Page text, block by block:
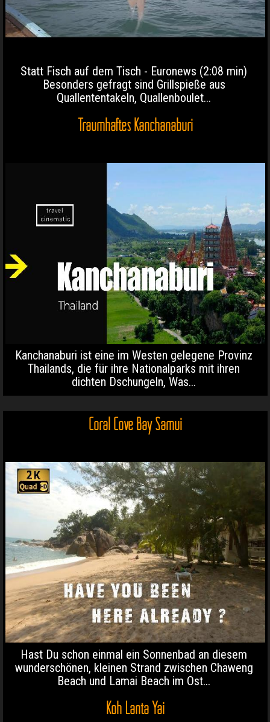
Statt Fisch auf dem Tisch - Euronews (2:08 min)
Besonders gefragt sind Grillspieße aus
Quallententakeln, Quallenboulet...
Traumhaftes Kanchanaburi
Kanchanaburi ist eine im Westen gelegene Provinz
Thailands, die für ihre Nationalparks mit ihren
dichten Dschungeln, Was...
Coral Cove Bay Samui
Hast Du schon einmal ein Sonnenbad an diesem
wunderschönen, kleinen Strand zwischen Chaweng
Beach und Lamai Beach im Ost...
Koh Lanta Yai